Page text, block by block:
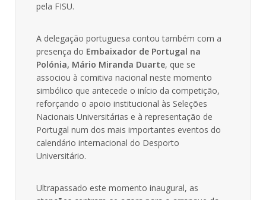
pela FISU.
A delegação portuguesa contou também com a
presença do Embaixador de Portugal na
Polónia, Mário Miranda Duarte, que se
associou à comitiva nacional neste momento
simbólico que antecede o início da competição,
reforçando o apoio institucional às Seleções
Nacionais Universitárias e à representação de
Portugal num dos mais importantes eventos do
calendário internacional do Desporto
Universitário.
Ultrapassado este momento inaugural, as